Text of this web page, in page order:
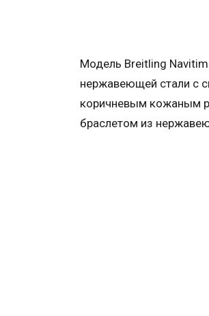
Модель Breitling
нержавеющей стали с
коричневым кожаным
браслетом из